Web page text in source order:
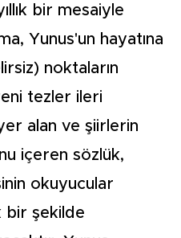
bir mesaiyle
Yunus'un hayatına
noktaların
tezler ileri
alan ve şiirlerin
içeren sözlük,
okuyucular
bir şekilde